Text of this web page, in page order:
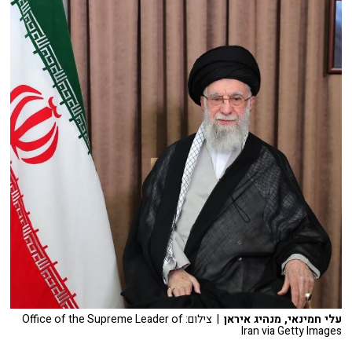
עלי חמינאי, מנהיג איראן | צילום: Office of the Supreme Leader of
Iran via Getty Images